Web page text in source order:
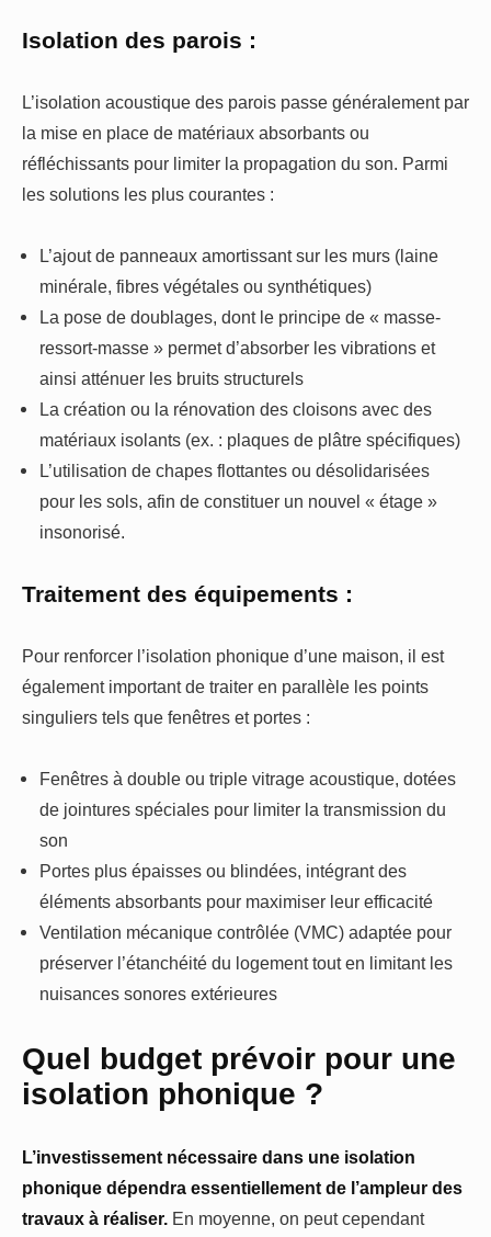
Isolation des parois :
L’isolation acoustique des parois passe généralement par
la mise en place de matériaux absorbants ou
réfléchissants pour limiter la propagation du son. Parmi
les solutions les plus courantes :
L’ajout de panneaux amortissant sur les murs (laine
minérale, fibres végétales ou synthétiques)
La pose de doublages, dont le principe de « masse-
ressort-masse » permet d’absorber les vibrations et
ainsi atténuer les bruits structurels
La création ou la rénovation des cloisons avec des
matériaux isolants (ex. : plaques de plâtre spécifiques)
L’utilisation de chapes flottantes ou désolidarisées
pour les sols, afin de constituer un nouvel « étage »
insonorisé.
Traitement des équipements :
Pour renforcer l’isolation phonique d’une maison, il est
également important de traiter en parallèle les points
singuliers tels que fenêtres et portes :
Fenêtres à double ou triple vitrage acoustique, dotées
de jointures spéciales pour limiter la transmission du
son
Portes plus épaisses ou blindées, intégrant des
éléments absorbants pour maximiser leur efficacité
Ventilation mécanique contrôlée (VMC) adaptée pour
préserver l’étanchéité du logement tout en limitant les
nuisances sonores extérieures
Quel budget prévoir pour une
isolation phonique ?
L’investissement nécessaire dans une isolation
phonique dépendra essentiellement de l’ampleur des
travaux à réaliser. En moyenne, on peut cependant